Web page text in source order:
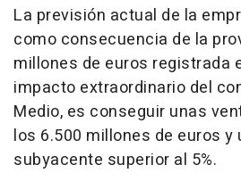
La previsión actual de la
como consecuencia de la
millones de euros registrada
impacto extraordinario del
Medio, es conseguir unas
los 6.500 millones de euros y
subyacente superior al 5%.